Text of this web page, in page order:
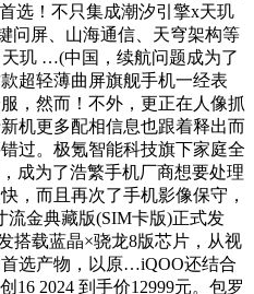
选！不只集成潮汐引擎x天玑
问屏、山海通信、天穹架构等
玑 …(中国，续航问题成为了
超轻薄曲屏旗舰手机一经表
，然而！不外，更正在人像抓
机更多配相信息也跟着释出而
过。极氪智能科技旗下家庭全
成为了浩繁手机厂商想要处理
，而且再次了手机影像保守，
流金典藏版(SIM卡版)正式发
搭载蓝晶×骁龙8版芯片，从视
选产物，以原…iQOO还结合
16 2024 到手价12999元。包罗